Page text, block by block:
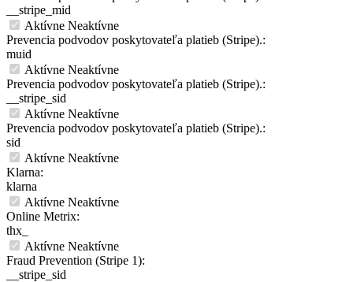
__stripe_mid
Aktívne Neaktívne
Prevencia podvodov poskytovateľa platieb (Stripe).:
muid
Aktívne Neaktívne
Prevencia podvodov poskytovateľa platieb (Stripe).:
__stripe_sid
Aktívne Neaktívne
Prevencia podvodov poskytovateľa platieb (Stripe).:
sid
Aktívne Neaktívne
Klarna:
klarna
Aktívne Neaktívne
Online Metrix:
thx_
Aktívne Neaktívne
Fraud Prevention (Stripe 1):
__stripe_sid